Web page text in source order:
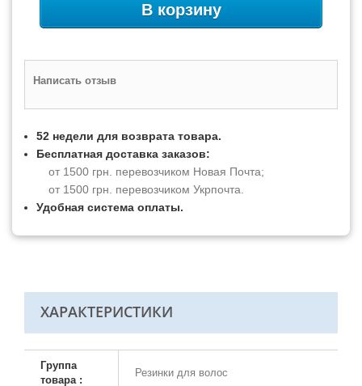
В корзину
Написать отзыв
52 недели для возврата товара.
Бесплатная доставка заказов:
от 1500 грн. перевозчиком Новая Почта;
от 1500 грн. перевозчиком Укрпочта.
Удобная система оплаты.
ХАРАКТЕРИСТИКИ
Группа
товара :
Резинки для волос